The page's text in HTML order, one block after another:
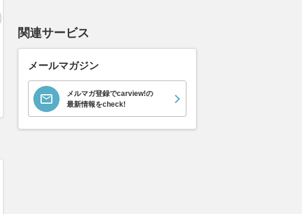
バス 660 ストライプス
V8 ヴァンテージ スポ
ーツシフト
支払総額
589.0万円
898
関連サービス
メールマガジン
メルマガ登録でcarview!の
最新情報をcheck!